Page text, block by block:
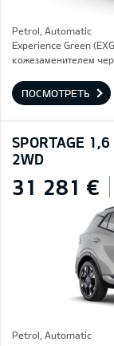
Petrol, Automatic
Experience Green
кожезаменителем
ПОСМОТРЕТЬ
SPORTAGE
2WD
31 281 €
Petrol, Automatic